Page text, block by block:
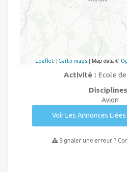
Leaflet | Carto maps | Map data ©
Activité : Ecole
Avion
Voir Les Annonces
Signaler une erreur ?